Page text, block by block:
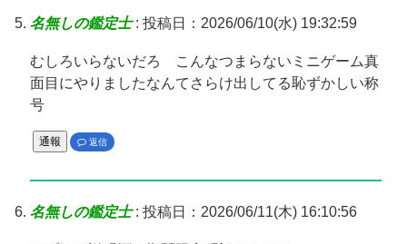
名無しの鑑定士: 投稿日：2026/06/10(水) 19:32:59
むしろいらないだろ こんなつまらないミニゲーム真
面目にやりましたなんてさらけ出してる恥ずかしい称
号
通報 返信
名無しの鑑定士: 投稿日：2026/06/11(木) 16:10:56